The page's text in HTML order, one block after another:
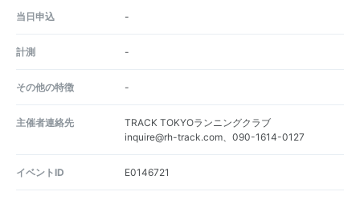
当日申込 -
計測 -
その他の特徴 -
主催者連絡先
TRACK TOKYOランニングクラブ
inquire@rh-track.com、090-1614-0127
イベントID E0146721